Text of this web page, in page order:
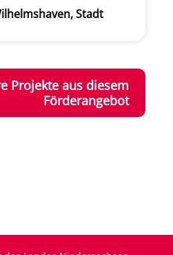
Stadt
Projekte aus diesem
Förderangebot